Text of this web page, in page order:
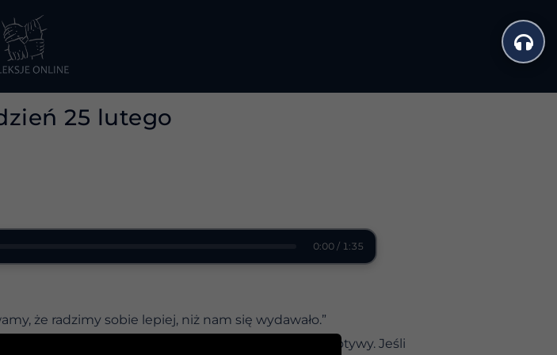
25 lutego
0:00 / 1:35
że radzimy sobie lepiej, niż nam się wydawało.”
z łóżka, dokładnie sprawdź wszystkie swoje motywy. Jeśli